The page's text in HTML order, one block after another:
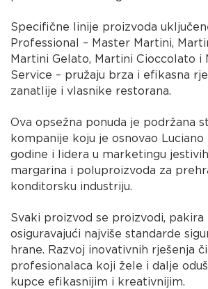
Specifične linije proizvoda
Professional – Master Martini,
Martini Gelato, Martini Cioccolato i
Service – pružaju brza i efikasna
zanatlije i vlasnike restorana.
Ova opsežna ponuda je podržana
kompanije koju je osnovao Luciano
godine i lidera u marketingu
margarina i poluproizvoda za
konditorsku industriju.
Svaki proizvod se proizvodi, pakira
osiguravajući najviše standarde
hrane. Razvoj inovativnih rješenja
profesionalaca koji žele i dalje
kupce efikasnijim i kreativnijim.